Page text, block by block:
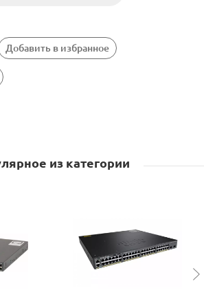
Добавить в избранное
из категории